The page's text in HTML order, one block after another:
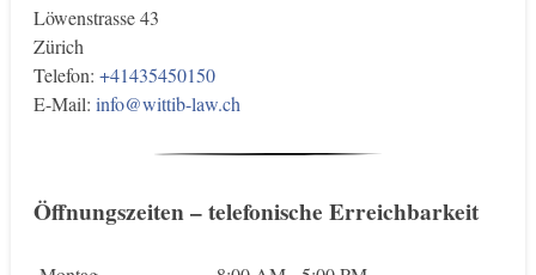
Löwenstrasse 43
Zürich
Telefon: +41435450150
E-Mail: info@wittib-law.ch
Öffnungszeiten – telefonische Erreichbarkeit